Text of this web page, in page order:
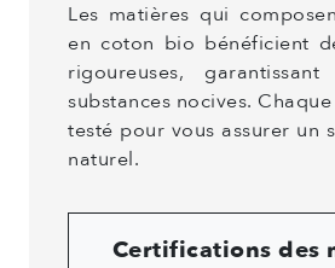
Les matières qui
en coton bio bénéficient
rigoureuses,
substances nocives.
testé pour vous assurer un
naturel.
Certifications des